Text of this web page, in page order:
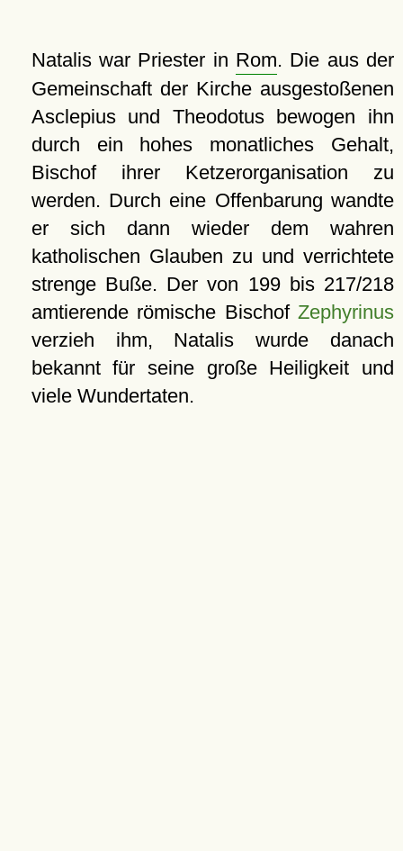
Natalis war Priester in Rom. Die aus der
Gemeinschaft der Kirche ausgestoßenen
Asclepius und Theodotus bewogen ihn
durch ein hohes monatliches Gehalt,
Bischof ihrer Ketzerorganisation zu
werden. Durch eine Offenbarung wandte
er sich dann wieder dem wahren
katholischen Glauben zu und verrichtete
strenge Buße. Der von 199 bis 217/218
amtierende römische Bischof Zephyrinus
verzieh ihm, Natalis wurde danach
bekannt für seine große Heiligkeit und
viele Wundertaten.